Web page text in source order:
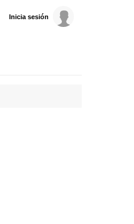
Inicia sesión